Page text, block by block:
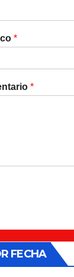
*
*
FECHA